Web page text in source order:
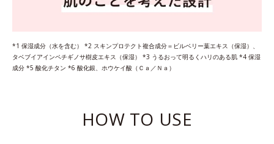
*1 保湿成分（水を含む） *2 スキンプロテクト複合成分＝ビルベリー葉エキス（保湿）、
タベブイアインペチギノサ樹皮エキス（保湿） *3 うるおって明るくハリのある肌 *4 保湿
成分 *5 酸化チタン *6 酸化銀、ホウケイ酸（Ｃａ／Ｎａ）
HOW TO USE